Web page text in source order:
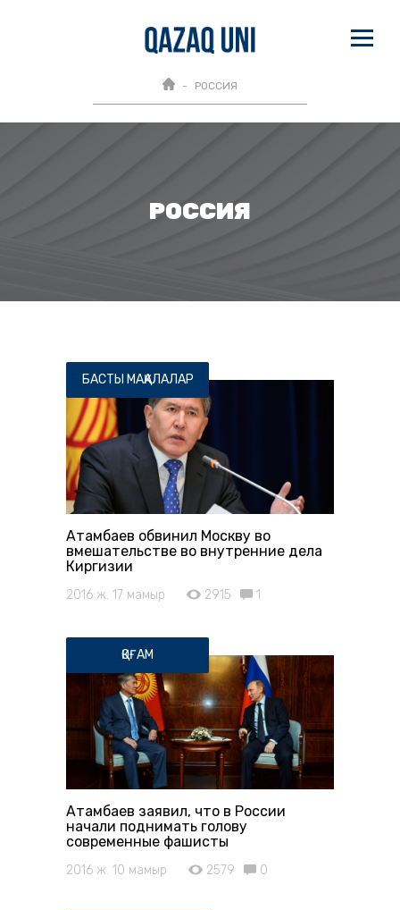
РОССИЯ
РОССИЯ
БАСТЫ МАҚАЛАЛАР
Атамбаев обвинил Москву во
вмешательстве во внутренние дела
Киргизии
2016 ж. 17 мамыр 2915 1
ҚОҒАМ
Атамбаев заявил, что в России
начали поднимать голову
современные фашисты
2016 ж. 10 мамыр 2579 0